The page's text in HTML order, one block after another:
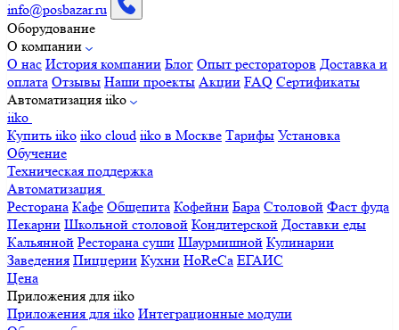
info@posbazar.ru
Оборудование
О компании
О нас История компании Блог Опыт рестораторов Доставка и
оплата Отзывы Наши проекты Акции FAQ Сертификаты
Автоматизация iiko
iiko
Купить iiko iiko cloud iiko в Москве Тарифы Установка
Обучение
Техническая поддержка
Автоматизация
Ресторана Кафе Общепита Кофейни Бара Столовой Фаст фуда
Пекарни Школьной столовой Кондитерской Доставки еды
Кальянной Ресторана суши Шаурмишной Кулинарии
Заведения Пиццерии Кухни HoReCa ЕГАИС
Цена
Приложения для iiko
Приложения для iiko Интеграционные модули